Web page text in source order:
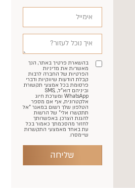
בהשארת פרטיך באתר, הנך
מאשר/ת את מדיניות
הפרטיות של החברה לרבות
קבלת הודעות שיווקיות ודברי
פרסומת בכל אמצעי תקשורת
וביניהם דוא"ל, SMS,
WhatsApp ומערכת חיוג
אלקטרונית, אף אם מספר
הטלפון שלך רשום במאגר "אל
תתקשרו אלי" של הרשות
להגנת הצרכן. באפשרותך
לחזור מהסכמתך כאמור בכל
עת באחד מאמצעי התקשרות
שליחה